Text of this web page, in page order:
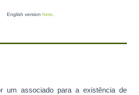
English version here
um associado para a existência de